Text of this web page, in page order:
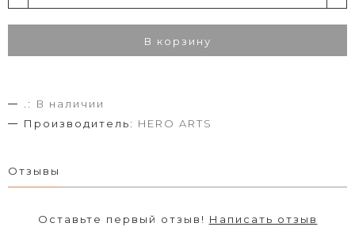
В корзину
.:
В наличии
Производитель: HERO ARTS
Отзывы
Оставьте первый отзыв! Написать отзыв